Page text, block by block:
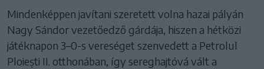
Mindenképpen javítani szeretett volna hazai pályán
Nagy Sándor vezetőedző gárdája, hiszen a hétközi
játéknapon 3–0-s vereséget szenvedett a Petrolul
Ploiești II. otthonában, így sereghajtóvá vált a